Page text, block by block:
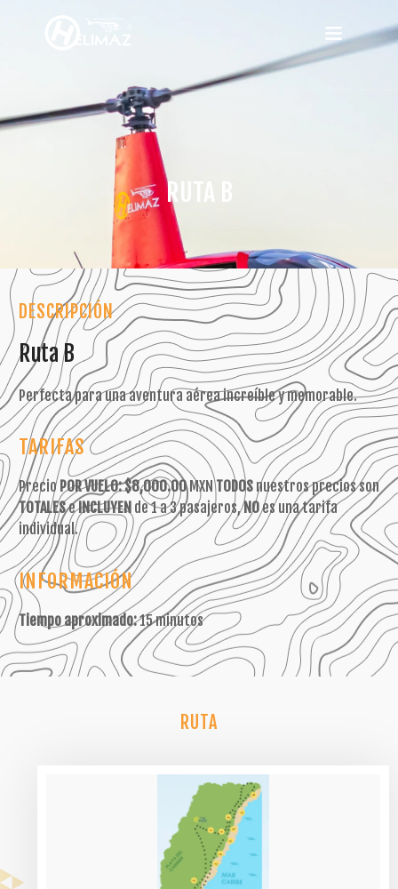
RUTA B
DESCRIPCIÓN
Ruta B
Perfecta para una aventura aérea increíble y memorable.
TARIFAS
Precio POR VUELO:$8,000.00MXNTODOS nuestros precios son
TOTALESeINCLUYEN de 1 a 3 pasajeros,NOes una tarifa
individual.
INFORMACIÓN
Tiempo aproximado:15 minutos
RUTA